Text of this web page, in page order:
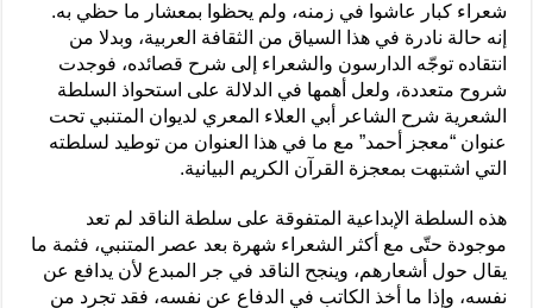
شعراء كبار عاشوا في زمنه، ولم يحظوا بمعشار ما حظي به.
إنه حالة نادرة في هذا السياق من الثقافة العربية، وبدلا من
انتقاده توجّه الدارسون والشعراء إلى شرح قصائده، فوجدت
شروح متعددة، ولعل أهمها في الدلالة على استحواذ السلطة
الشعرية شرح الشاعر أبي العلاء المعري لديوان المتنبي تحت
عنوان “معجز أحمد” مع ما في هذا العنوان من توطيد لسلطته
التي اشتبهت بمعجزة القرآن الكريم البيانية.
هذه السلطة الإبداعية المتفوقة على سلطة الناقد لم تعد
موجودة حتّى مع أكثر الشعراء شهرة بعد عصر المتنبي، فثمة ما
يقال حول أشعارهم، وينجح الناقد في جر المبدع لأن يدافع عن
نفسه، وإذا ما أخذ الكاتب في الدفاع عن نفسه، فقد تجرد من